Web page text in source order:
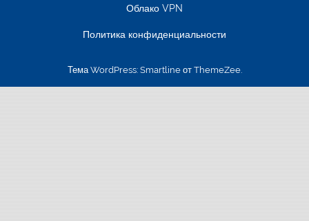
Облако VPN
Политика конфиденциальности
Тема WordPress: Smartline от ThemeZee.